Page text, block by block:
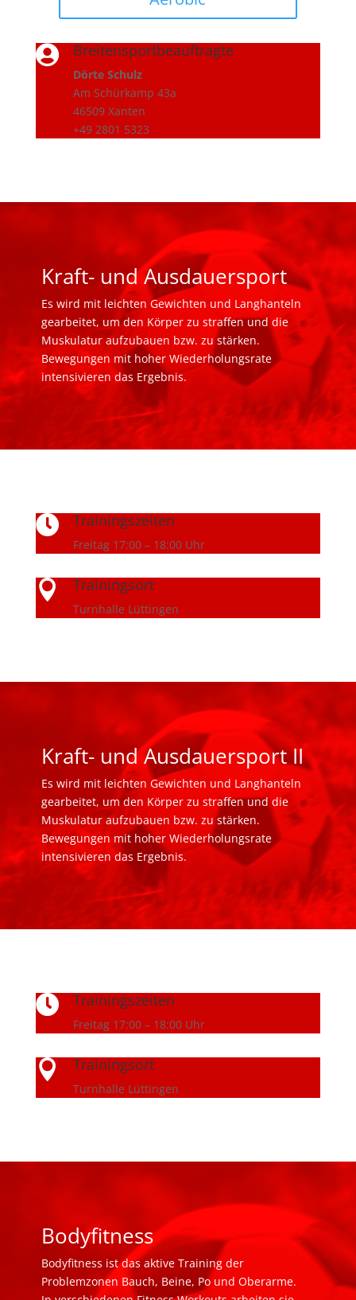
 Breitensportbeauftragte
Dörte Schulz
Am Schürkamp 43a
46509 Xanten
+49 2801 5323
Kraft- und Ausdauersport
Es wird mit leichten Gewichten und Langhanteln
gearbeitet, um den Körper zu straffen und die
Muskulatur aufzubauen bzw. zu stärken.
Bewegungen mit hoher Wiederholungsrate
intensivieren das Ergebnis.
 Trainingszeiten
Freitag 17:00 – 18:00 Uhr
 Trainingsort
Turnhalle Lüttingen
Kraft- und Ausdauersport II
Es wird mit leichten Gewichten und Langhanteln
gearbeitet, um den Körper zu straffen und die
Muskulatur aufzubauen bzw. zu stärken.
Bewegungen mit hoher Wiederholungsrate
intensivieren das Ergebnis.
 Trainingszeiten
Freitag 17:00 – 18:00 Uhr
 Trainingsort
Turnhalle Lüttingen
Bodyfitness
Bodyfitness ist das aktive Training der
Problemzonen Bauch, Beine, Po und Oberarme.